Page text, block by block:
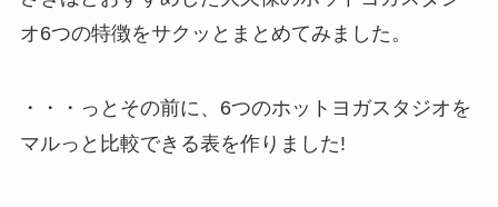
オ6つの特徴をサクッとまとめてみました。
・・・っとその前に、6つのホットヨガスタジオを
マルっと比較できる表を作りました!